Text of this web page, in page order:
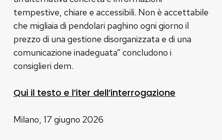
tempestive, chiare e accessibili. Non è accettabile
che migliaia di pendolari paghino ogni giorno il
prezzo di una gestione disorganizzata e di una
comunicazione inadeguata” concludono i
consiglieri dem.
Qui il testo e l’iter dell’interrogazione
Milano, 17 giugno 2026